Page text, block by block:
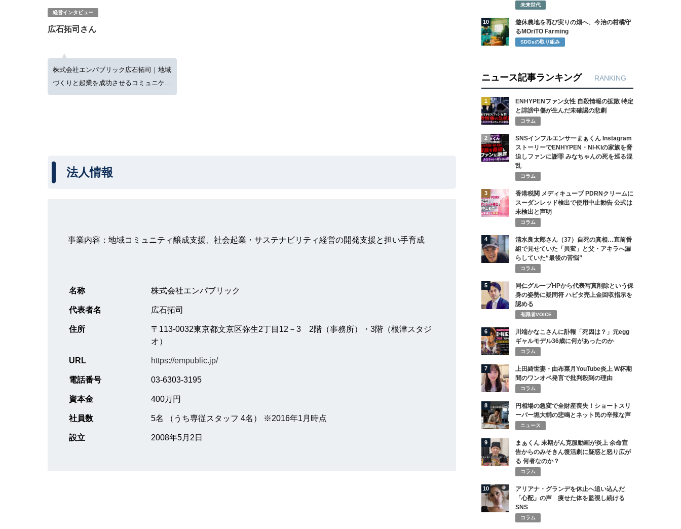
経営インタビュー
広石拓司さん
株式会社エンパブリック広石拓司｜地域
づくりと起業を成功させるコミュニケー
ション技術
法人情報
事業内容：地域コミュニティ醸成支援、社会起業・サステナビリティ経営の開発支援と担い手育成
名称 株式会社エンパブリック
代表者名 広石拓司
住所
〒113-0032東京都文京区弥生2丁目12－3 2階（事務所）・3階（根津スタジ
オ）
URL https://empublic.jp/
電話番号 03-6303-3195
資本金 400万円
社員数 5名 （うち専従スタッフ 4名） ※2016年1月時点
設立 2008年5月2日
未来世代
10
遊休農地を再び実りの畑へ、今治の柑橘守
るMOriTO Farming
SDGsの取り組み
ニュース記事ランキング RANKING
1
ENHYPENファン女性 自殺情報の拡散 特定
と誹謗中傷が生んだ未確認の悲劇
コラム
2
SNSインフルエンサーまぁくん Instagram
ストーリーでENHYPEN・NI-KIの家族を脅
迫しファンに謝罪 みなちゃんの死を巡る混
乱
コラム
3
香港税関 メディキューブ PDRNクリームに
スーダンレッド検出で使用中止勧告 公式は
未検出と声明
コラム
4
清水良太郎さん（37）自死の真相…直前番
組で見せていた「異変」と父・アキラへ漏
らしていた“最後の苦悩”
コラム
5
同仁グループHPから代表写真削除という保
身の姿勢に疑問符 ハビタ売上金回収指示を
認める
有識者VOICE
6
川端かなこさんに訃報「死因は？」元egg
ギャルモデル36歳に何があったのか
コラム
7
上田綺世妻・由布菜月YouTube炎上 W杯期
間のワンオペ発言で批判殺到の理由
コラム
8
円相場の急変で全財産喪失！ショートスリ
ーパー堀大輔の悲鳴とネット民の辛辣な声
ニュース
9
まぁくん 末期がん克服動画が炎上 余命宣
告からのみそきん復活劇に疑惑と怒り広が
る 何者なのか？
コラム
10
アリアナ・グランデを休止へ追い込んだ
「心配」の声 痩せた体を監視し続ける
SNS
コラム